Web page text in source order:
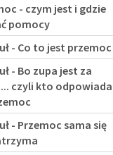
- czym jest i gdzie
pomocy
- Co to jest przemoc
- Bo zupa jest za
czyli kto odpowiada
- Przemoc sama się